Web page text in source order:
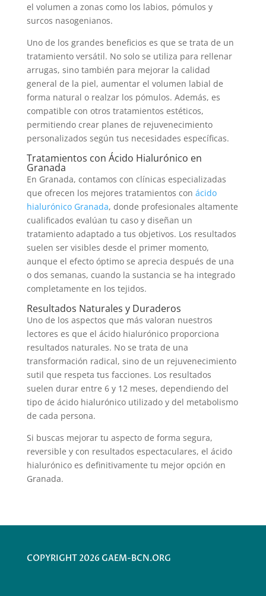
el volumen a zonas como los labios, pómulos y
surcos nasogenianos.
Uno de los grandes beneficios es que se trata de un
tratamiento versátil. No solo se utiliza para rellenar
arrugas, sino también para mejorar la calidad
general de la piel, aumentar el volumen labial de
forma natural o realzar los pómulos. Además, es
compatible con otros tratamientos estéticos,
permitiendo crear planes de rejuvenecimiento
personalizados según tus necesidades específicas.
Tratamientos con Ácido Hialurónico en
Granada
En Granada, contamos con clínicas especializadas
que ofrecen los mejores tratamientos con ácido
hialurónico Granada, donde profesionales altamente
cualificados evalúan tu caso y diseñan un
tratamiento adaptado a tus objetivos. Los resultados
suelen ser visibles desde el primer momento,
aunque el efecto óptimo se aprecia después de una
o dos semanas, cuando la sustancia se ha integrado
completamente en los tejidos.
Resultados Naturales y Duraderos
Uno de los aspectos que más valoran nuestros
lectores es que el ácido hialurónico proporciona
resultados naturales. No se trata de una
transformación radical, sino de un rejuvenecimiento
sutil que respeta tus facciones. Los resultados
suelen durar entre 6 y 12 meses, dependiendo del
tipo de ácido hialurónico utilizado y del metabolismo
de cada persona.
Si buscas mejorar tu aspecto de forma segura,
reversible y con resultados espectaculares, el ácido
hialurónico es definitivamente tu mejor opción en
Granada.
COPYRIGHT 2026 GAEM-BCN.ORG